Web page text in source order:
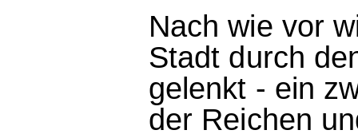
Nach wie vor
Stadt durch
gelenkt - ein
der Reichen